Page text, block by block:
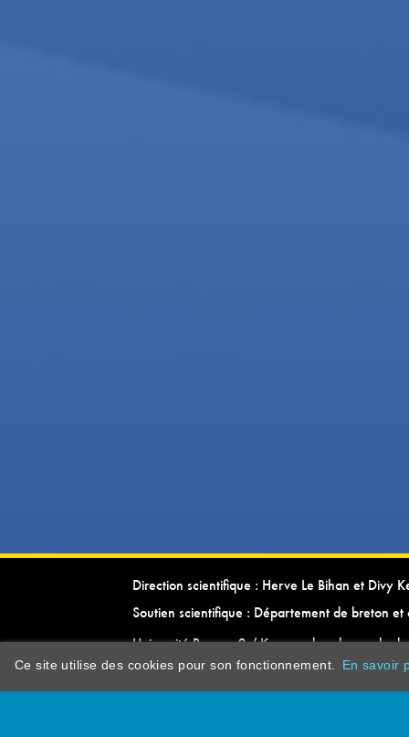
Direction scientifique : Herve Le Bihan et Divy
Soutien scientifique : Département de breton et
Université Rennes 2 / Kevrenn brezhoneg ha
Ce site utilise des cookies pour son fonctionnement. En savoir